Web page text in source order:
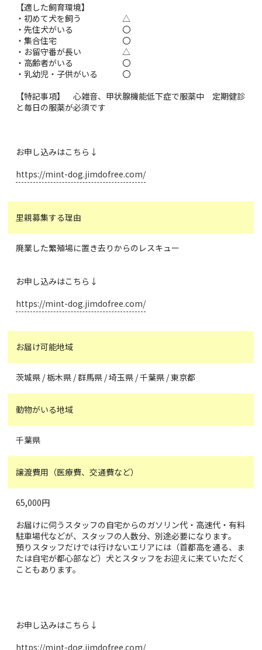
【適した飼育環境】
・初めて犬を飼う △
・先住犬がいる 〇
・集合住宅 〇
・お留守番が長い △
・高齢者がいる 〇
・乳幼児・子供がいる 〇
【特記事項】 心雑音、甲状腺機能低下症で服薬中 定期健診
と毎日の服薬が必須です
お申し込みはこちら↓
https://mint-dog.jimdofree.com/
里親募集する理由
廃業した繁殖場に置き去りからのレスキュー
お申し込みはこちら↓
https://mint-dog.jimdofree.com/
お届け可能地域
茨城県 / 栃木県 / 群馬県 / 埼玉県 / 千葉県 / 東京都
動物がいる地域
千葉県
譲渡費用（医療費、交通費など）
65,000円
お届けに伺うスタッフの自宅からのガソリン代・高速代・有料
駐車場代などが、スタッフの人数分、別途必要になります。
預りスタッフだけでは行けないエリアには（首都高を通る、ま
たは自宅が都心部など）犬とスタッフをお迎えに来ていただく
こともあります。
お申し込みはこちら↓
https://mint-dog.jimdofree.com/